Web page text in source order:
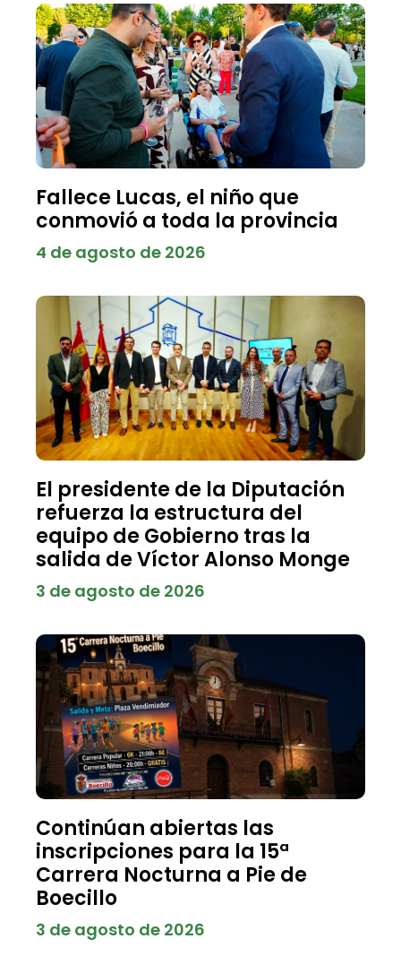
Fallece Lucas, el niño que
conmovió a toda la provincia
4 de agosto de 2026
El presidente de la Diputación
refuerza la estructura del
equipo de Gobierno tras la
salida de Víctor Alonso Monge
3 de agosto de 2026
Continúan abiertas las
inscripciones para la 15ª
Carrera Nocturna a Pie de
Boecillo
3 de agosto de 2026